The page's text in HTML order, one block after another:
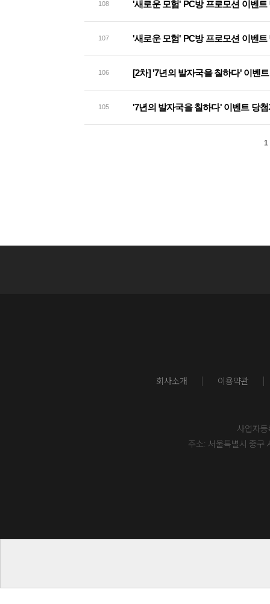
108 '새로운 모험' PC방 프로모션 이벤
107 '새로운 모험' PC방 프로모션 이벤트
106 [2차] '7년의 발자국을 칠하다' 이벤
105 '7년의 발자국을 칠하다' 이벤트 당
1
회사소개 이용약관
사업자
주소: 서울특별시 중구